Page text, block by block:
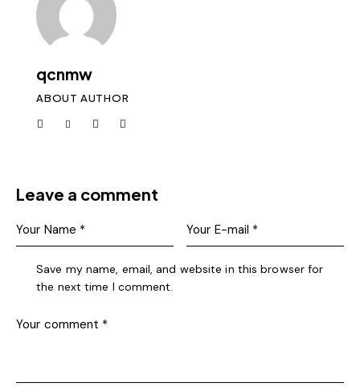
qcnmw
ABOUT AUTHOR
Leave a comment
Save my name, email, and website in this browser for
the next time I comment.